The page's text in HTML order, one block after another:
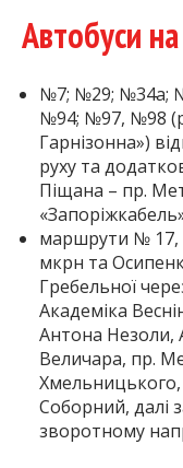
Автобуси
№7; №29; №34а;
№94; №97, №98
Гарнізонна»)
руху та
Піщана – пр.
маршрути № 17,
мкрн та
Гребельної
Академіка
Антона Незоли,
Величара, пр.
Хмельницького,
Соборний, далі
зворотному